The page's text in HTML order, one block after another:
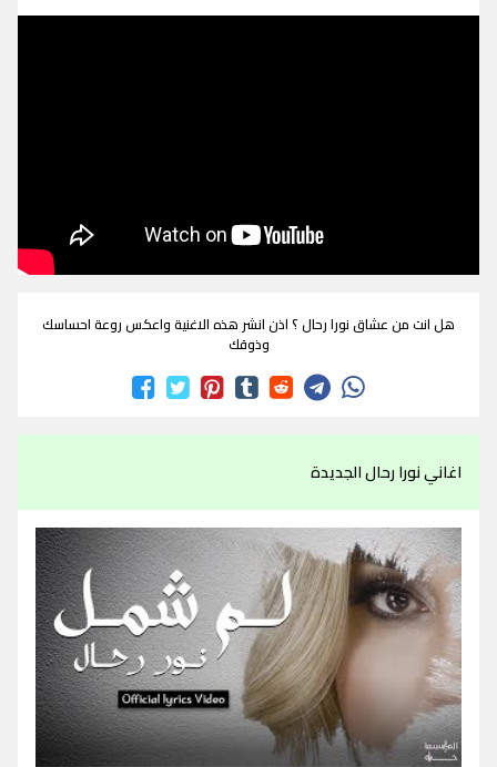
هل انت من عشاق نورا رحال ؟ اذن انشر هذه الاغنية واعكس روعة احساسك
وذوقك
اغاني نورا رحال الجديدة